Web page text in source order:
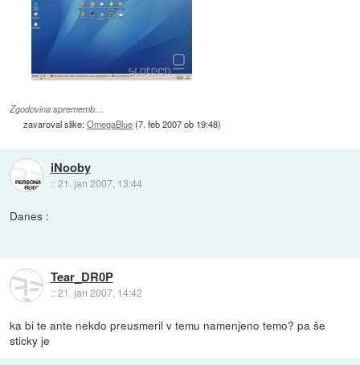
Zgodovina sprememb…
zavaroval slike:OmegaBlue(7. feb 2007 ob 19:48)
iNooby
::21. jan 2007, 13:44
Danes :
Tear_DR0P
::21. jan 2007, 14:42
ka bi te ante nekdo preusmeril v temu namenjeno temo? pa še
sticky je